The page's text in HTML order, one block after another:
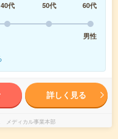
40代 50代
60代
男性
詳しく見る
メディカル事業本部